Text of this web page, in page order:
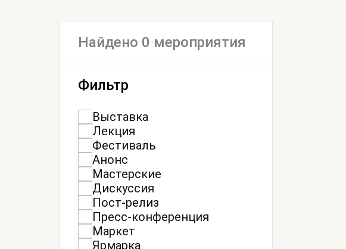
Найдено 0 мероприятия
Фильтр
Выставка
Лекция
Фестиваль
Анонс
Мастерские
Дискуссия
Пост-релиз
Пресс-конференция
Маркет
Ярмарка